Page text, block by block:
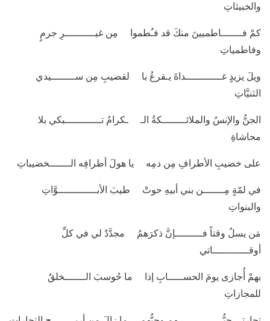
والخبيثاتِ
كمْ فـــــــاطميينَ منكَ قد فـُطموا مِن غيــــــــــرِ جرمٍ
وفاطمياتِ
ويلَ يزيدٍ غــــــــــــداةَ يـقرعُ با لقضيبِ مِن ســــــــيدي
الثنيَّاتِ
الجنُّ والإنسُ والملائــــــــكةُ الـ ـكرامُ تــــــــــــبكي بلا
محاشاةِ
على خضيبِ الأطرافِ مِن دمِه يا هولَ أطرافِه الـــــــخضيباتِ
في لمّةٍ مِـــــــن بني أبيهِ حوتْ طيبَ الأبـــــــــــــوَّاتِ
والبنواتِ
مَن يسلُ وقتاً فـــــــــإنَّ ذكرَهمُ مجدَّدٌ لي في كلِّ
أوقــــــــــــاتي
بهمْ أُجازى يومَ الحســـــابِ إذا ما حُوسبَ الـــــــخلقُ
للمجازاتِ